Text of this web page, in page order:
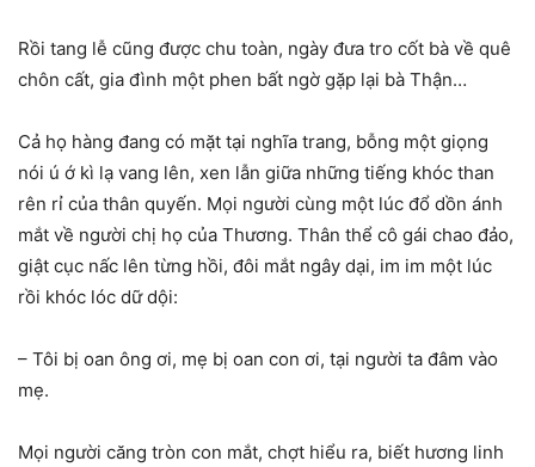
Rồi tang lễ cũng được chu toàn, ngày đưa tro cốt bà về quê
chôn cất, gia đình một phen bất ngờ gặp lại bà Thận…
Cả họ hàng đang có mặt tại nghĩa trang, bỗng một giọng
nói ú ớ kì lạ vang lên, xen lẫn giữa những tiếng khóc than
rên rỉ của thân quyến. Mọi người cùng một lúc đổ dồn ánh
mắt về người chị họ của Thương. Thân thể cô gái chao đảo,
giật cục nấc lên từng hồi, đôi mắt ngây dại, im im một lúc
rồi khóc lóc dữ dội:
– Tôi bị oan ông ơi, mẹ bị oan con ơi, tại người ta đâm vào
mẹ.
Mọi người căng tròn con mắt, chợt hiểu ra, biết hương linh